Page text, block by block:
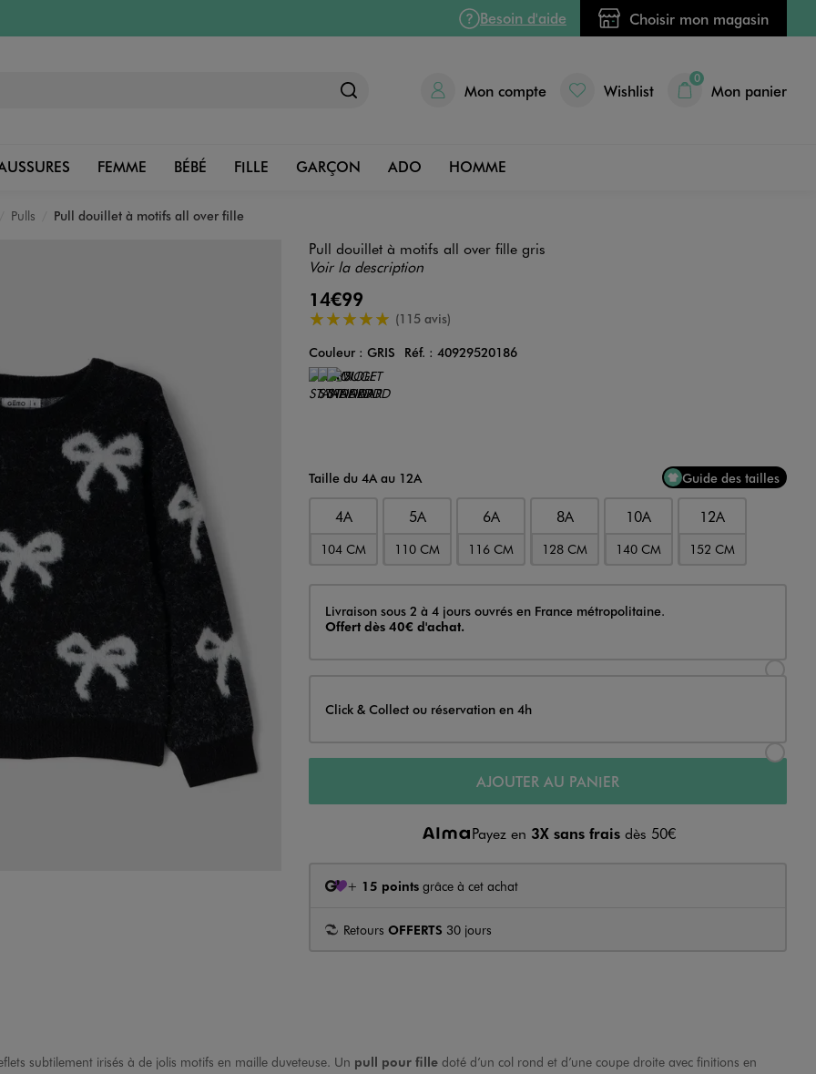
Besoin d'aide Choisir mon magasin
Mon compte Wishlist
0
Mon panier
FEMME BÉBÉ FILLE GARÇON ADO HOMME
Pulls Pull douillet à motifs all over fille
Pull douillet à motifs all over fille gris
Voir la description
14€99
5/5 de moyenne(115 avis)
Couleur
Couleur : GRIS Réf. : 40929520186
Choisissez votre Couleur
Taille du 4A au 12A Guide des tailles
4A
104 CM
5A
110 CM
6A
116 CM
8A
128 CM
10A
140 CM
12A
152 CM
Livraison
Livraison sous 2 à 4 jours ouvrés en France métropolitaine.
Offert dès 40€ d'achat.
Click & Collect ou réservation en 4h
AJOUTER AU PANIER
Payez en 3X sans fraisdès 50€
+ 15 pointsgrâce à cet achat
Retours OFFERTS 30 jours
subtilement irisés à de jolis motifs en maille duveteuse. Un pull pour fille doté d’un col rond et d’une coupe droite avec finitions en